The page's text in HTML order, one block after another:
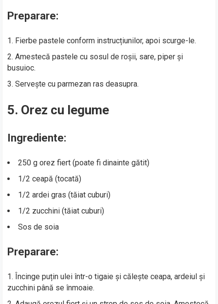
Preparare:
Fierbe pastele conform instrucțiunilor, apoi scurge-le.
Amestecă pastele cu sosul de roșii, sare, piper și
busuioc.
Servește cu parmezan ras deasupra.
5. Orez cu legume
Ingrediente:
250 g orez fiert (poate fi dinainte gătit)
1/2 ceapă (tocată)
1/2 ardei gras (tăiat cuburi)
1/2 zucchini (tăiat cuburi)
Sos de soia
Preparare:
Încinge puțin ulei într-o tigaie și călește ceapa, ardeiul și
zucchini până se înmoaie.